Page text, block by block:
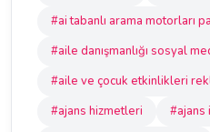
#ai tabanlı arama motorları
#aile danışmanlığı sosyal
#aile ve çocuk etkinlikleri
#ajans hizmetleri
#ajans